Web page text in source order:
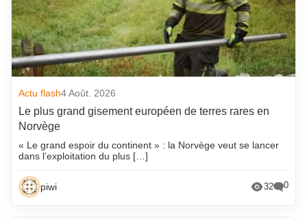
Actu flash4 Août. 2026
Le plus grand gisement européen de terres rares en
Norvège
« Le grand espoir du continent » : la Norvège veut se lancer
dans l’exploitation du plus […]
piwi 32 0